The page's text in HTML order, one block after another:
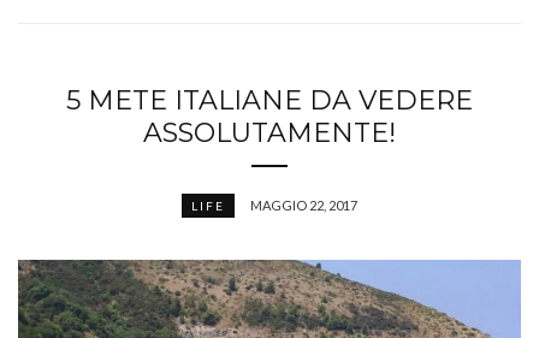
5 METE ITALIANE DA VEDERE
ASSOLUTAMENTE!
LIFE MAGGIO 22, 2017